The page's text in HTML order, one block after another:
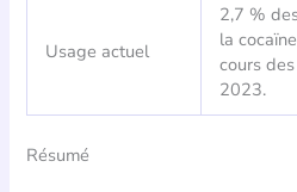
Usage actuel
2,7 %
la
cours
2023.
Résumé